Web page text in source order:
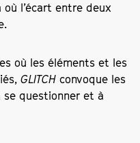
l’écart entre deux
où les éléments et les
GLITCH convoque les
questionner et à